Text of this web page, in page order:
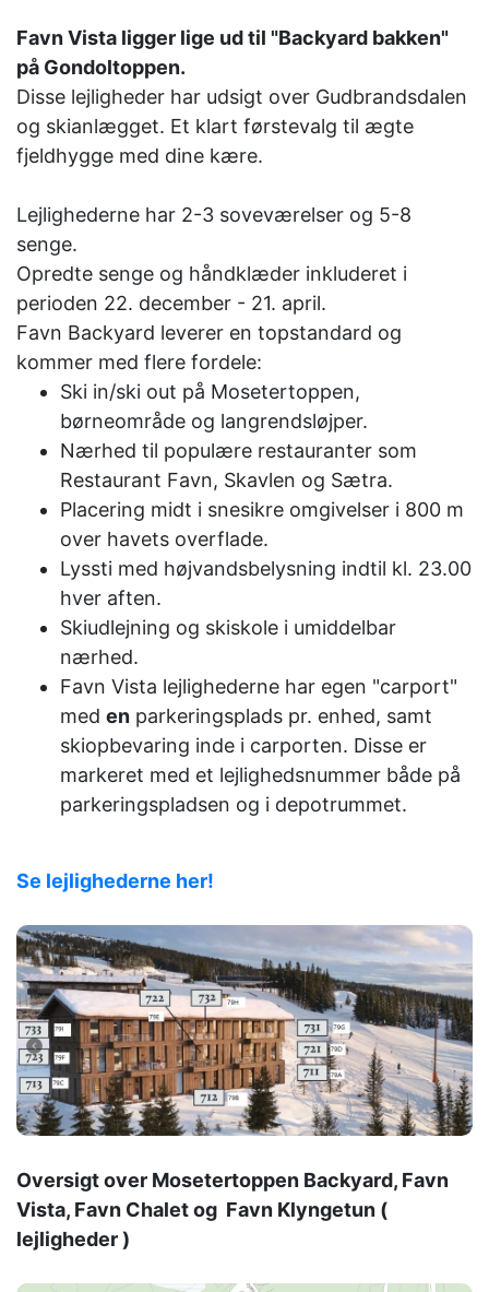
Favn Vista ligger lige ud til "Backyard bakken"
på Gondoltoppen.
Disse lejligheder har udsigt over Gudbrandsdalen
og skianlægget. Et klart førstevalg til ægte
fjeldhygge med dine kære.
Lejlighederne har 2-3 soveværelser og 5-8
senge.
Opredte senge og håndklæder inkluderet i
perioden 22. december - 21. april.
Favn Backyard leverer en topstandard og
kommer med flere fordele:
Ski in/ski out på Mosetertoppen,
børneområde og langrendsløjper.
Nærhed til populære restauranter som
Restaurant Favn, Skavlen og Sætra.
Placering midt i snesikre omgivelser i 800 m
over havets overflade.
Lyssti med højvandsbelysning indtil kl. 23.00
hver aften.
Skiudlejning og skiskole i umiddelbar
nærhed.
Favn Vista lejlighederne har egen "carport"
med en parkeringsplads pr. enhed, samt
skiopbevaring inde i carporten. Disse er
markeret med et lejlighedsnummer både på
parkeringspladsen og i depotrummet.
Se lejlighederne her!
Oversigt over Mosetertoppen Backyard, Favn
Vista, Favn Chalet og Favn Klyngetun (
lejligheder )